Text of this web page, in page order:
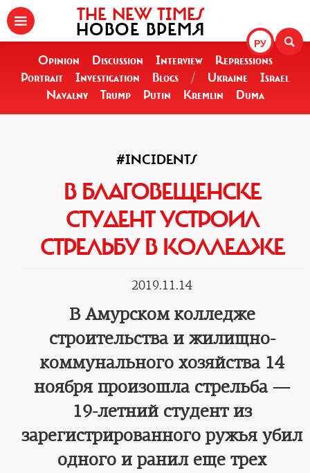
РУ
THE NEW TIMES
НОВОЕ ВРЕМЯ
Opinion Discussion Interview
Repressions
Portrait
Investigation Blogs / Ukraine
Israel
Navalny
Trump Putin Kremlin Duma
#INCIDENTS
В БЛАГОВЕЩЕНСКЕ
СТУДЕНТ УСТРОИЛ
СТРЕЛЬБУ В КОЛЛЕДЖЕ
2019.11.14
В Амурском колледже
строительства и жилищно-
коммунального хозяйства 14
ноября произошла стрельба —
19-летний студент из
зарегистрированного ружья убил
одного и ранил еще трех